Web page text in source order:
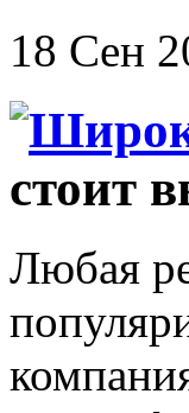
18 Сен
стоит
Любая